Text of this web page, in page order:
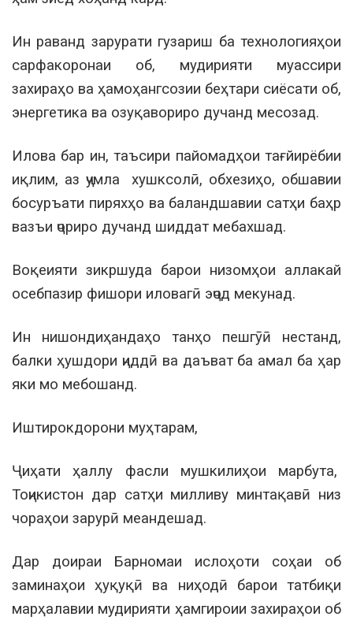
Ин раванд зарурати гузариш ба технологияҳои
сарфакоронаи об, мудирияти муассири
захираҳо ва ҳамоҳангсозии беҳтари сиёсати об,
энергетика ва озуқавориро дучанд месозад.
Илова бар ин, таъсири пайомадҳои тағйирёбии
иқлим, аз ҷумла хушксолӣ, обхезиҳо, обшавии
босуръати пиряхҳо ва баландшавии сатҳи баҳр
вазъи ҷориро дучанд шиддат мебахшад.
Воқеияти зикршуда барои низомҳои аллакай
осебпазир фишори иловагӣ эҷод мекунад.
Ин нишондиҳандаҳо танҳо пешгӯӣ нестанд,
балки ҳушдори ҷиддӣ ва даъват ба амал ба ҳар
яки мо мебошанд.
Иштирокдорони муҳтарам,
Ҷиҳати ҳаллу фасли мушкилиҳои марбута,
Тоҷикистон дар сатҳи милливу минтақавӣ низ
чораҳои зарурӣ меандешад.
Дар доираи Барномаи ислоҳоти соҳаи об
заминаҳои ҳуқуқӣ ва ниҳодӣ барои татбиқи
марҳалавии мудирияти ҳамгироии захираҳои об